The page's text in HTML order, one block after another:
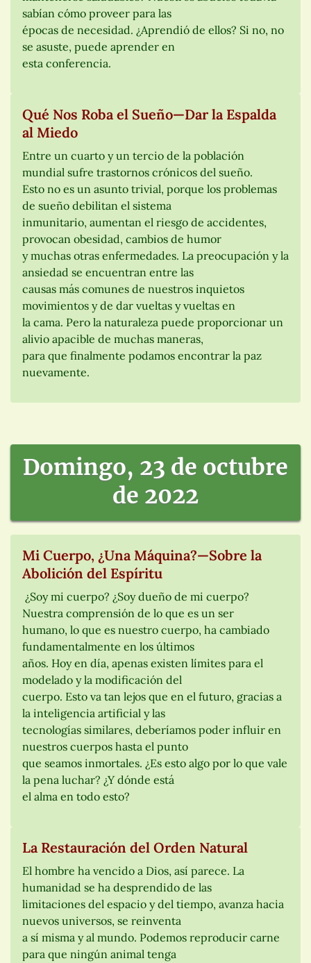
sabían cómo proveer para las
épocas de necesidad. ¿Aprendió de ellos? Si no, no
se asuste, puede aprender en
esta conferencia.
Qué Nos Roba el Sueño—Dar la Espalda
al Miedo
Entre un cuarto y un tercio de la población
mundial sufre trastornos crónicos del sueño.
Esto no es un asunto trivial, porque los problemas
de sueño debilitan el sistema
inmunitario, aumentan el riesgo de accidentes,
provocan obesidad, cambios de humor
y muchas otras enfermedades. La preocupación y la
ansiedad se encuentran entre las
causas más comunes de nuestros inquietos
movimientos y de dar vueltas y vueltas en
la cama. Pero la naturaleza puede proporcionar un
alivio apacible de muchas maneras,
para que finalmente podamos encontrar la paz
nuevamente.
Domingo, 23 de octubre
de 2022
Mi Cuerpo, ¿Una Máquina?—Sobre la
Abolición del Espíritu
¿Soy mi cuerpo? ¿Soy dueño de mi cuerpo?
Nuestra comprensión de lo que es un ser
humano, lo que es nuestro cuerpo, ha cambiado
fundamentalmente en los últimos
años. Hoy en día, apenas existen límites para el
modelado y la modificación del
cuerpo. Esto va tan lejos que en el futuro, gracias a
la inteligencia artificial y las
tecnologías similares, deberíamos poder influir en
nuestros cuerpos hasta el punto
que seamos inmortales. ¿Es esto algo por lo que vale
la pena luchar? ¿Y dónde está
el alma en todo esto?
La Restauración del Orden Natural
El hombre ha vencido a Dios, así parece. La
humanidad se ha desprendido de las
limitaciones del espacio y del tiempo, avanza hacia
nuevos universos, se reinventa
a sí misma y al mundo. Podemos reproducir carne
para que ningún animal tenga